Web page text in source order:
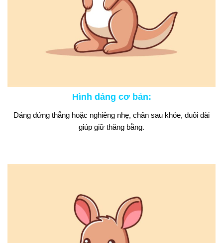
Hình dáng cơ bản:
Dáng đứng thẳng hoặc nghiêng nhẹ, chân sau khỏe, đuôi dài
giúp giữ thăng bằng.